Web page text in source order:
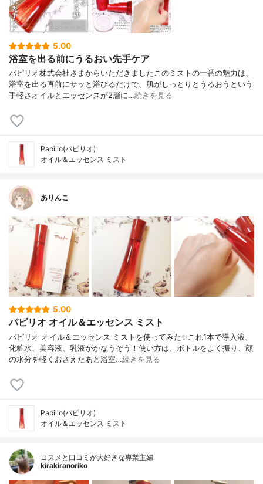
5.00
浴室を出る前にうるおい先手ケア
パピリオ株式会社さまからいただきましたこのミストの一番の魅力は、
浴室を出る直前にサッと浴びるだけで、肌がしっとりとうるおうという
手軽さオイルとエッセンスが2層に…続きを見る
Papilio(パピリオ)
オイル＆エッセンス ミスト
ありんこ
5.00
パピリオ オイル＆エッセンス ミスト
パピリオ オイル＆エッセンス ミストを使ってみた✨これ1本で導入液、
化粧水、美容液、乳液がかなうそう！使い方は、ボトルをよく振り、顔
の水分を軽くおさえたあと浴室…続きを見る
Papilio(パピリオ)
オイル＆エッセンス ミスト
コスメと口コミが大好きな専業主婦
kirakiranoriko